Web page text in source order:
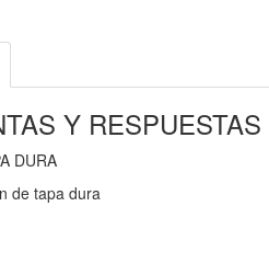
Y
DURA
de tapa dura